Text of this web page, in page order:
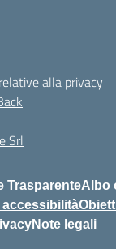
alla privacy
Srl
TrasparenteAlbo
accessibilità
Note legali